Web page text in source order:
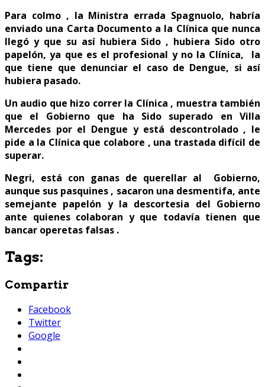
Para colmo , la Ministra errada Spagnuolo, habría
enviado una Carta Documento a la Clínica que nunca
llegó y que su así hubiera Sido , hubiera Sido otro
papelón, ya que es el profesional y no la Clínica, la
que tiene que denunciar el caso de Dengue, si así
hubiera pasado.
Un audio que hizo correr la Clínica , muestra también
que el Gobierno que ha Sido superado en Villa
Mercedes por el Dengue y está descontrolado , le
pide a la Clínica que colabore , una trastada difícil de
superar.
Negri, está con ganas de querellar al Gobierno,
aunque sus pasquines , sacaron una desmentifa, ante
semejante papelón y la descortesia del Gobierno
ante quienes colaboran y que todavía tienen que
bancar operetas falsas .
Tags:
Compartir
Facebook
Twitter
Google